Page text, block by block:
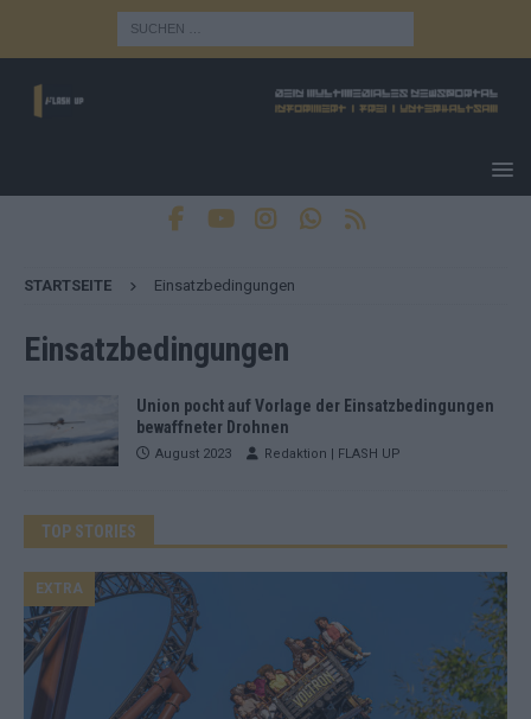
STARTSEITE Einsatzbedingungen
Einsatzbedingungen
Union pocht auf Vorlage der Einsatzbedingungen
bewaffneter Drohnen
August 2023 Redaktion | FLASH UP
TOP STORIES
EXTRA